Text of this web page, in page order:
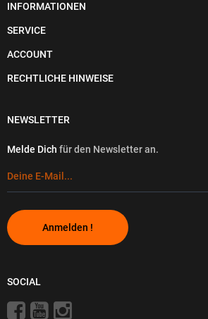
INFORMATIONEN
SERVICE
ACCOUNT
RECHTLICHE HINWEISE
NEWSLETTER
Melde Dich für den Newsletter an.
Anmelden !
SOCIAL